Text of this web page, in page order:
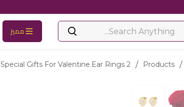
مميز
/
Products
/
Special Gifts For Valentine.ear Rings 2